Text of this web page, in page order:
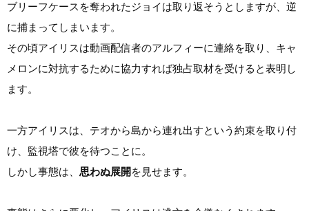
ブリーフケースを奪われたジョイは取り返そうとしますが、逆
に捕まってしまいます。
その頃アイリスは動画配信者のアルフィーに連絡を取り、キャ
メロンに対抗するために協力すれば独占取材を受けると表明し
ます。
一方アイリスは、テオから島から連れ出すという約束を取り付
け、監視塔で彼を待つことに。
しかし事態は、 思わぬ展開 を見せます。